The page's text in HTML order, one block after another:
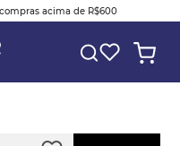
compras acima de R$600